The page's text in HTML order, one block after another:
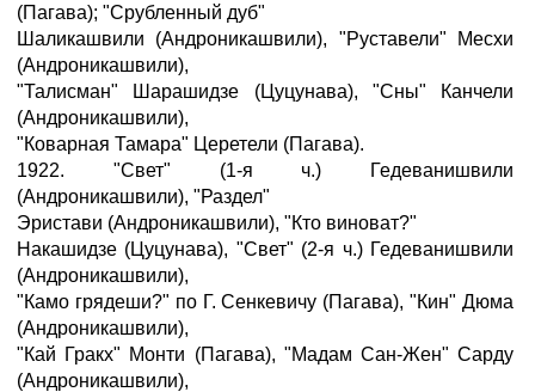
(Пагава); "Срубленный дуб"
Шаликашвили (Андроникашвили), "Руставели" Месхи
(Андроникашвили),
"Талисман" Шарашидзе (Цуцунава), "Сны" Канчели
(Андроникашвили),
"Коварная Тамара" Церетели (Пагава).
1922. "Свет" (1-я ч.) Гедеванишвили
(Андроникашвили), "Раздел"
Эристави (Андроникашвили), "Кто виноват?"
Накашидзе (Цуцунава), "Свет" (2-я ч.) Гедеванишвили
(Андроникашвили),
"Камо грядеши?" по Г. Сенкевичу (Пагава), "Кин" Дюма
(Андроникашвили),
"Кай Гракх" Монти (Пагава), "Мадам Сан-Жен" Сарду
(Андроникашвили),